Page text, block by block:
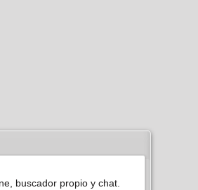
buscador propio y chat.